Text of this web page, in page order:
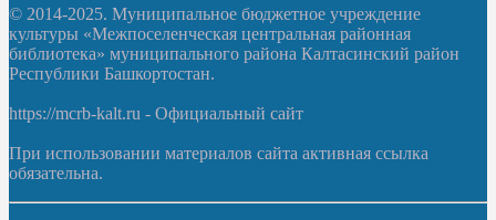
© 2014-2025. Муниципальное бюджетное учреждение
культуры «Межпоселенческая центральная районная
библиотека» муниципального района Калтасинский район
Республики Башкортостан.
https://mcrb-kalt.ru - Официальный сайт
При использовании материалов сайта активная ссылка
обязательна.